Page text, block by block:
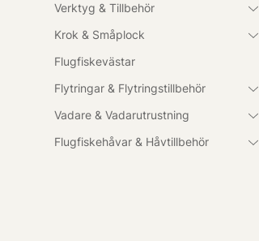
Verktyg & Tillbehör
Krok & Småplock
Flugfiskevästar
Flytringar & Flytringstillbehör
Vadare & Vadarutrustning
Flugfiskehåvar & Håvtillbehör